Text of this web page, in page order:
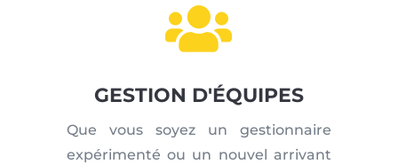

GESTION D'ÉQUIPES
Que vous soyez un gestionnaire
expérimenté ou un nouvel arrivant